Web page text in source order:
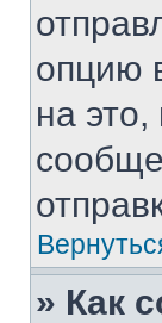
опцию
на
» Как